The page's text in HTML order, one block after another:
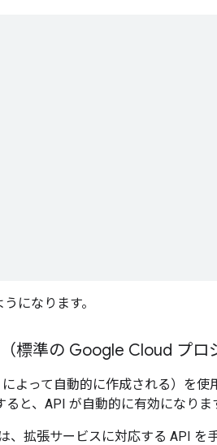
になります。
標準の Google Cloud プロ
よって自動的に作成される）を
と、API が自動的に有効になりま
、拡張サービスに対応する API を